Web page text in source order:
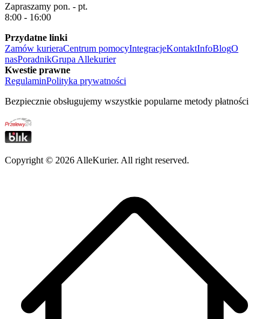
Zapraszamy pon. - pt.
8:00 - 16:00
Przydatne linki
Zamów kurieraCentrum pomocyIntegracjeKontaktInfoBlogO
nasPoradnikGrupa Allekurier
Kwestie prawne
RegulaminPolityka prywatności
Bezpiecznie obsługujemy wszystkie popularne metody płatności
Copyright © 2026 AlleKurier. All right reserved.